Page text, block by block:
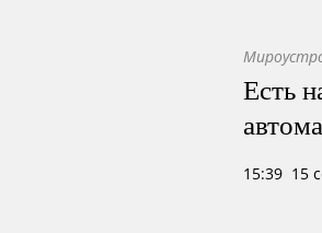
Есть
15:39 15